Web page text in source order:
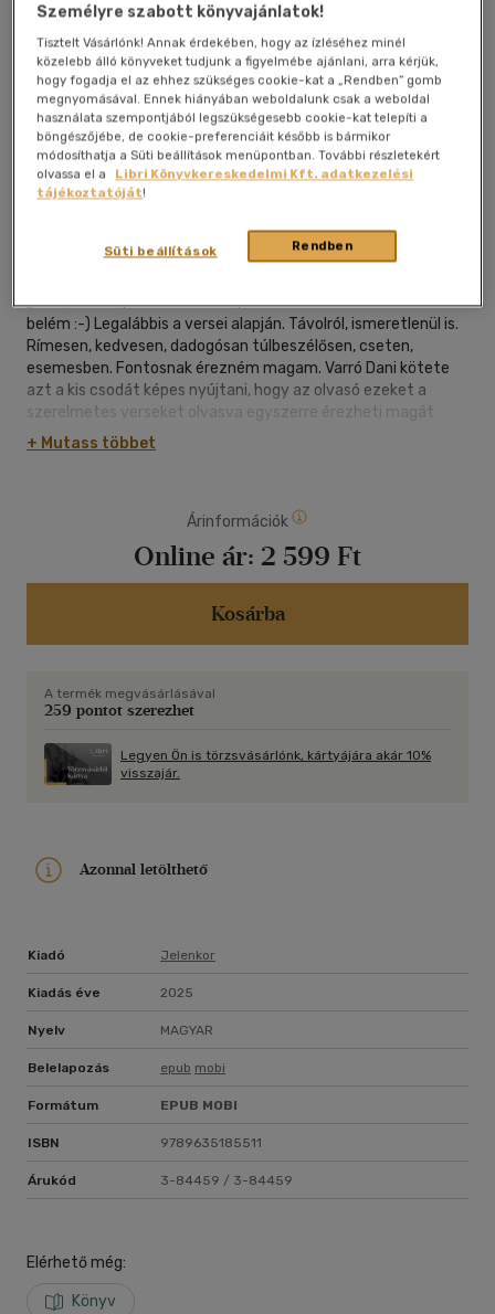
Beleolvasok Kívánságlistához adom Megosztom
2025|magyar nyelvű
,,Ha nő lennék, azt szeretném, ha Varró Dani szerelmes lenne
belém :-) Legalábbis a versei alapján. Távolról, ismeretlenül is.
Rímesen, kedvesen, dadogósan túlbeszélősen, cseten,
esemesben. Fontosnak érezném magam. Varró Dani kötete
azt a kis csodát képes nyújtani, hogy az olvasó ezeket a
szerelmetes verseket olvasva egyszerre érezheti magát
felnőttnek és gondtalan kamasznak. Szeretsz, szeretlek,
mily reménytelen, írja Nemes Nagy Ágnes megdöbbentő
A kötet versei bizonyítják. Az meg szinte mellékes is, olyan
természetes, hogy bámulatra méltó formai bravúrral és
biztonsággal megírt versek ezek, régóta nem látott,
gondtalan játékkal megkomponált képversek és szimpatikus
önkényességgel megbontott sorok és szabályok. A szíved az
+ Mutass többet
Árinformációk
Online ár: 2 599 Ft
Kosárba
A termék megvásárlásával
259 pontot szerezhet
Legyen Ön is törzsvásárlónk, kártyájára akár 10%
visszajár.
Azonnal letölthető
Kiadó Jelenkor
Kiadás éve 2025
Nyelv MAGYAR
Belelapozás epub mobi
Formátum EPUB MOBI
ISBN 9789635185511
Árukód 3-84459 / 3-84459
Elérhető még:
Könyv
Személyre szabott könyvajánlatok!
Tisztelt Vásárlónk! Annak érdekében, hogy az ízléséhez minél
közelebb álló könyveket tudjunk a figyelmébe ajánlani, arra kérjük,
hogy fogadja el az ehhez szükséges cookie-kat a „Rendben” gomb
megnyomásával. Ennek hiányában weboldalunk csak a weboldal
használata szempontjából legszükségesebb cookie-kat telepíti a
böngészőjébe, de cookie-preferenciáit később is bármikor
módosíthatja a Süti beállítások menüpontban. További részletekért
olvassa el a
Libri Könyvkereskedelmi Kft. adatkezelési
tájékoztatóját!
Rendben
Süti beállítások